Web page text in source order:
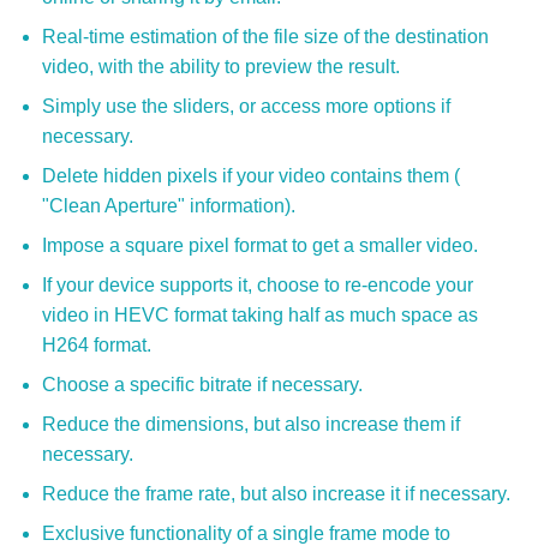
Real-time estimation of the file size of the destination
video, with the ability to preview the result.
Simply use the sliders, or access more options if
necessary.
Delete hidden pixels if your video contains them (
"Clean Aperture" information).
Impose a square pixel format to get a smaller video.
If your device supports it, choose to re-encode your
video in HEVC format taking half as much space as
H264 format.
Choose a specific bitrate if necessary.
Reduce the dimensions, but also increase them if
necessary.
Reduce the frame rate, but also increase it if necessary.
Exclusive functionality of a single frame mode to